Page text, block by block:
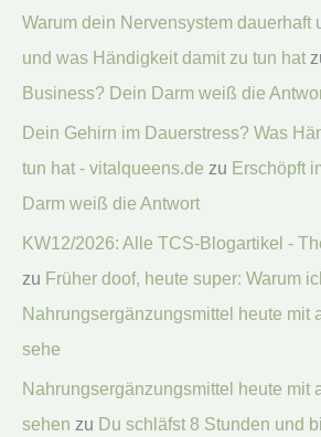
Warum dein Nervensystem dauerhaft
und was Händigkeit damit zu tun hat
Business? Dein Darm weiß die
Dein Gehirn im Dauerstress? Was
tun hat - vitalqueens.de zu Erschöpft
Darm weiß die Antwort
KW12/2026: Alle TCS-Blogartikel -
zu Früher doof, heute super: Warum
Nahrungsergänzungsmittel heute mit
sehe
Nahrungsergänzungsmittel heute mit
sehen zu Du schläfst 8 Stunden und